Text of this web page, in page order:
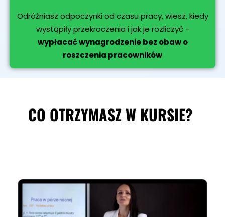
Odróżniasz odpoczynki od czasu pracy, wiesz, kiedy
wystąpiły przekroczenia i jak je rozliczyć -
wypłacać wynagrodzenie bez obaw o
roszczenia pracowników
CO OTRZYMASZ W KURSIE?